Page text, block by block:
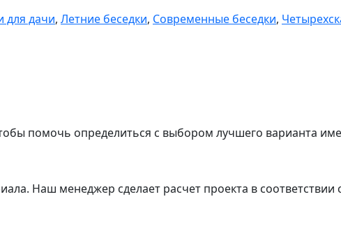
для дачи, Летние беседки, Современные беседки,
помочь определиться с выбором лучшего варианта
Наш менеджер сделает расчет проекта в